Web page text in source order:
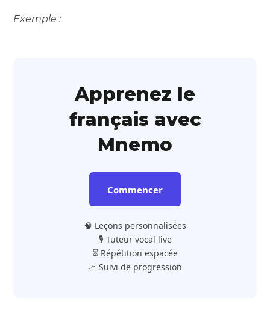
Exemple :
Apprenez le
français avec
Mnemo
Commencer
🧠 Leçons personnalisées
🎙️ Tuteur vocal live
⏳ Répétition espacée
📈 Suivi de progression